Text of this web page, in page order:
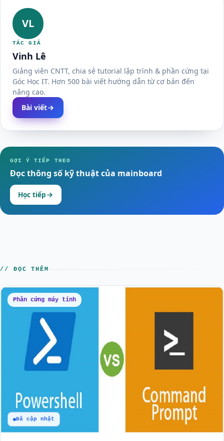
VL
TÁC GIẢ
Vinh Lê
Giảng viên CNTT, chia sẻ tutorial lập trình & phần cứng tại
Góc Học IT. Hơn 500 bài viết hướng dẫn từ cơ bản đến
nâng cao.
Bài viết
GỢI Ý TIẾP THEO
Đọc thông số kỹ thuật của mainboard
Học tiếp
// ĐỌC THÊM
Phần cứng máy tính
Đã cập nhật